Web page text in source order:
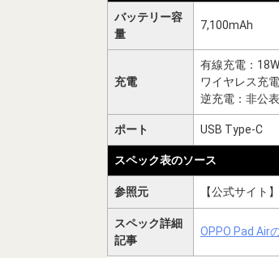
バッテリー容
量
7,100mAh
充電
有線充電：18W
ワイヤレス充
逆充電：非公表
ポート USB Type-C
スペック表のソース
参照元 【公式サイト】
スペック詳細
記事
OPPO Pad Air